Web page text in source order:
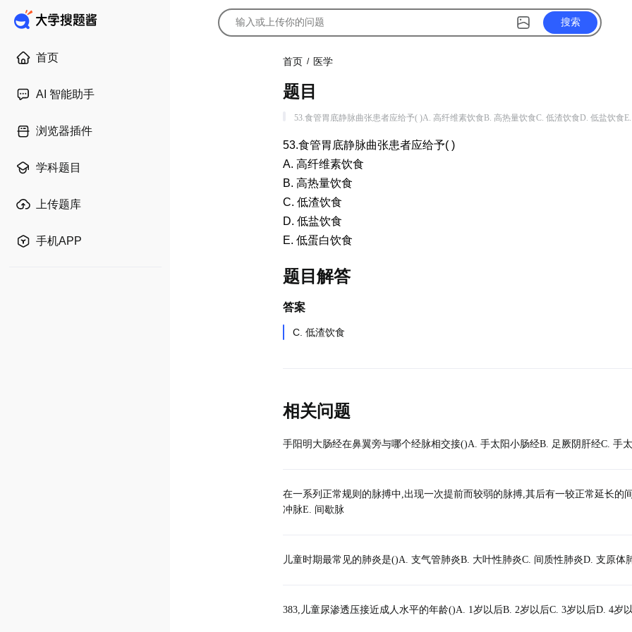
首页
AI 智能助手
浏览器插件
学科题目
上传题库
手机APP
搜索
首页 / 医学
题目
53.食管胃底静脉曲张患者应给予( )A. 高纤维素饮食B. 高热量饮食C. 低渣饮食D. 低盐饮食
53.食管胃底静脉曲张患者应给予( )
A. 高纤维素饮食
B. 高热量饮食
C. 低渣饮食
D. 低盐饮食
E. 低蛋白饮食
题目解答
答案
C. 低渣饮食
相关问题
手阳明大肠经在鼻翼旁与哪个经脉相交接()A. 手太阳小肠经B. 足厥阴肝经C. 手
在一系列正常规则的脉搏中,出现一次提前而较弱的脉搏,其后有一较正常延长的
冲脉E. 间歇脉
儿童时期最常见的肺炎是()A. 支气管肺炎B. 大叶性肺炎C. 间质性肺炎D. 支原体
383,儿童尿渗透压接近成人水平的年龄()A. 1岁以后B. 2岁以后C. 3岁以后D. 4岁